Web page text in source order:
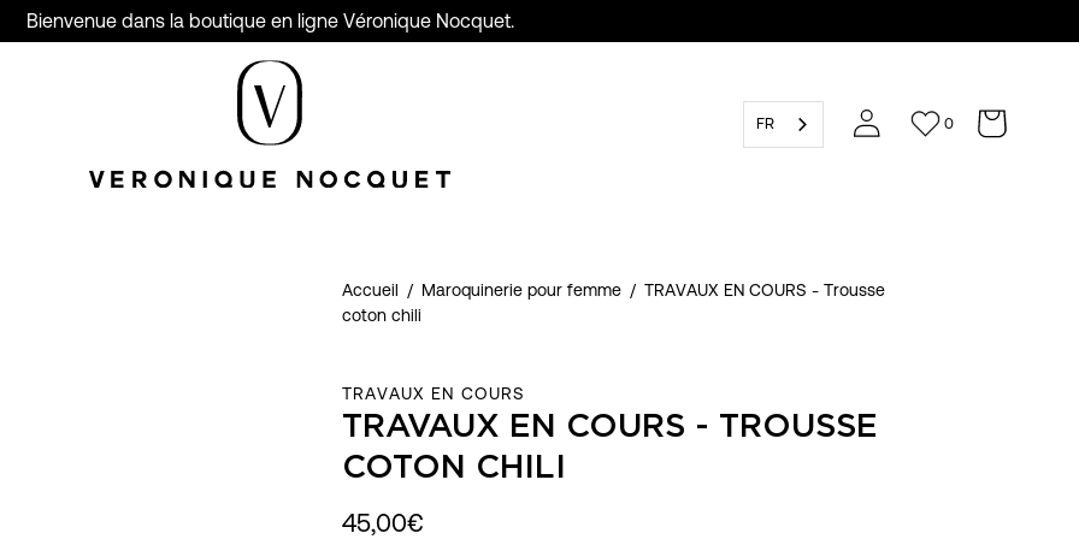
Bienvenue dans la boutique en ligne Véronique Nocquet.
FR 0
Accueil / Maroquinerie pour femme / TRAVAUX EN COURS - Trousse
coton chili
TRAVAUX EN COURS
TRAVAUX EN COURS - TROUSSE
COTON CHILI
45,00€